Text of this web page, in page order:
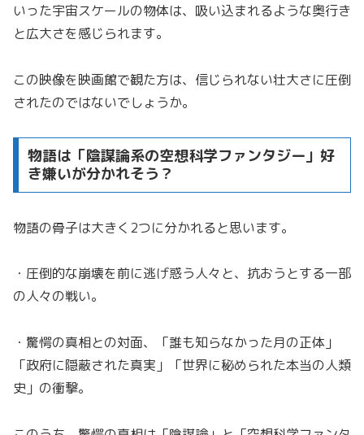
いった宇宙スケールの物体は、吸い込まれるような奥行き
と広大さを感じられます。
この映像を映画館で観た方は、信じられない壮大さに圧倒
されたのではないでしょうか。
物語は「陰謀論系の空想科学ファンタジー」好
き嫌いが分かれそう？
物語の骨子は大きく2つに分かれると思います。
・圧倒的な崩壊を前に逃げ惑う人々と、抗おうとする一部
の人々の戦い。
・驚愕の真相との対面、「誰も知らなかった月の正体」
「政府に隠蔽された真実」「世界に秘められた本当の人類
史」の衝撃。